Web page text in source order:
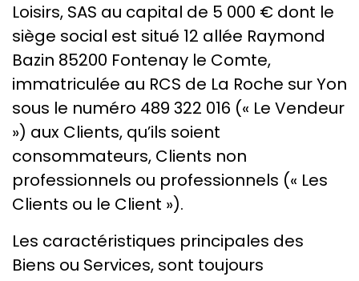
Loisirs, SAS au capital de 5 000 € dont le
siège social est situé 12 allée Raymond
Bazin 85200 Fontenay le Comte,
immatriculée au RCS de La Roche sur Yon
sous le numéro 489 322 016 (« Le Vendeur
») aux Clients, qu’ils soient
consommateurs, Clients non
professionnels ou professionnels (« Les
Clients ou le Client »).
Les caractéristiques principales des
Biens ou Services, sont toujours